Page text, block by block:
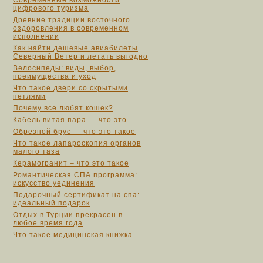
цифрового туризма
Древние традиции восточного
оздоровления в современном
исполнении
Как найти дешевые авиабилеты
Северный Ветер и летать выгодно
Велосипеды: виды, выбор,
преимущества и уход
Что такое двери со скрытыми
петлями
Почему все любят кошек?
Кабель витая пара — что это
Обрезной брус — что это такое
Что такое лапароскопия органов
малого таза
Керамогранит – что это такое
Романтическая СПА программа:
искусство уединения
Подарочный сертификат на спа:
идеальный подарок
Отдых в Турции прекрасен в
любое время года
Что такое медицинская книжка